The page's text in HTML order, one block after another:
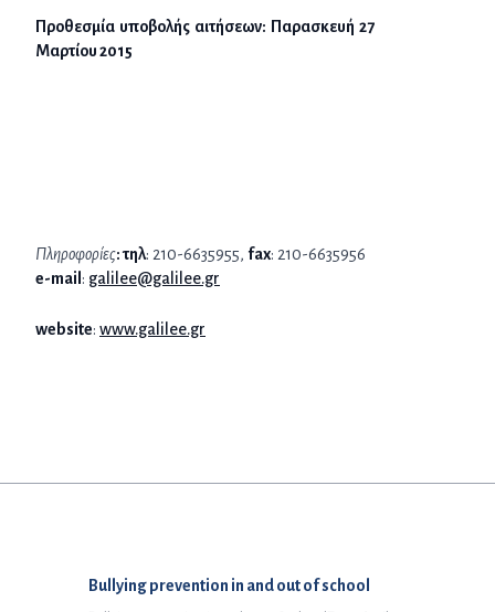
Προθεσμία υποβολής αιτήσεων: Παρασκευή 27
Μαρτίου 2015
Πληροφορίες:τηλ: 210-6635955, fax: 210-6635956
e-mail : galilee@galilee.gr
website: www.galilee.gr
Προηγούμενο άρθρο:
Bullying prevention in and out of school